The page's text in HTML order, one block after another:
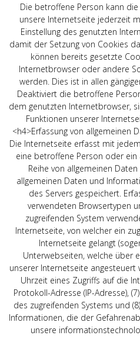
Die betroffene Person kann
unsere Internetseite jederzeit
Einstellung des genutzten
damit der Setzung von Cookies
können bereits gesetzte
Internetbrowser oder andere
werden. Dies ist in allen
Deaktiviert die betroffene
dem genutzten Internetbrowser,
Funktionen unserer
<h4>Erfassung von allgemeinen
Die Internetseite erfasst mit
eine betroffene Person oder
Reihe von allgemeinen
allgemeinen Daten und
des Servers gespeichert.
verwendeten Browsertypen
zugreifenden System
Internetseite, von welcher ein
Internetseite gelangt
Unterwebseiten, welche über
unserer Internetseite angesteuert
Uhrzeit eines Zugriffs auf die
Protokoll-Adresse (IP-Adresse),
des zugreifenden Systems und
Informationen, die der
unsere